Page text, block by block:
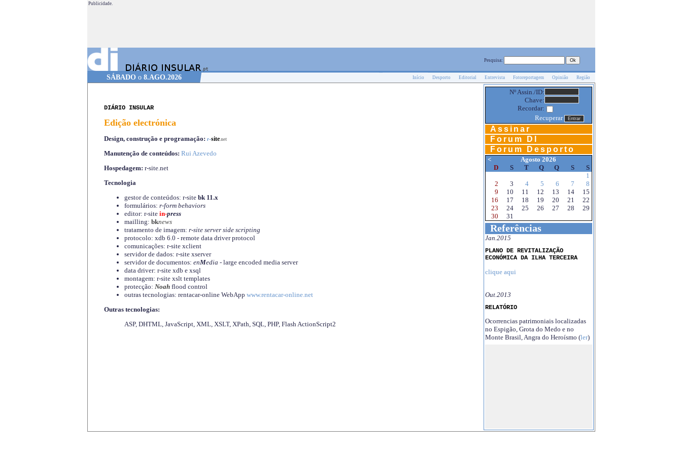
Publicidade.
Pesquisa:
SÁBADO o 8.AGO.2026 Início Desporto Editorial Entrevista Fotoreportagem Opinião Região
DIÁRIO INSULAR
Edição electrónica
Design, construção e programação: r-site.net
Manutenção de conteúdos: Rui Azevedo
Hospedagem: r-site.net
Tecnologia
gestor de conteúdos: r-site bk 11.x
formulários: r-form behaviors
editor: r-site in-press
mailling: bknews
tratamento de imagem: r-site server side scripting
protocolo: xdb 6.0 - remote data driver protocol
comunicações: r-site xclient
servidor de dados: r-site xserver
servidor de documentos: enMedia - large encoded media server
data driver: r-site xdb e xsql
montagem: r-site xslt templates
protecção: Noahflood control
outras tecnologias: rentacar-online WebApp www.rentacar-online.net
Outras tecnologias:
ASP, DHTML, JavaScript, XML, XSLT, XPath, SQL, PHP, Flash ActionScript2
Nº Assin./ID:
Chave:
Recordar:
Recuperar
Assinar
Forum DI
Forum Desporto
<
Agosto 2026
D
S T Q Q S
S
1
2
3 4 5 6 7
8
9
10 11 12 13 14
15
16
17 18 19 20 21
22
23
24 25 26 27 28
29
30
31
Referências
Jan.2015
PLANO DE REVITALIZAÇÃO
ECONÓMICA DA ILHA TERCEIRA
clique aqui
Out.2013
RELATÓRIO
Ocorrencias patrimoniais localizadas
no Espigão, Grota do Medo e no
Monte Brasil, Angra do Heroísmo (ler)